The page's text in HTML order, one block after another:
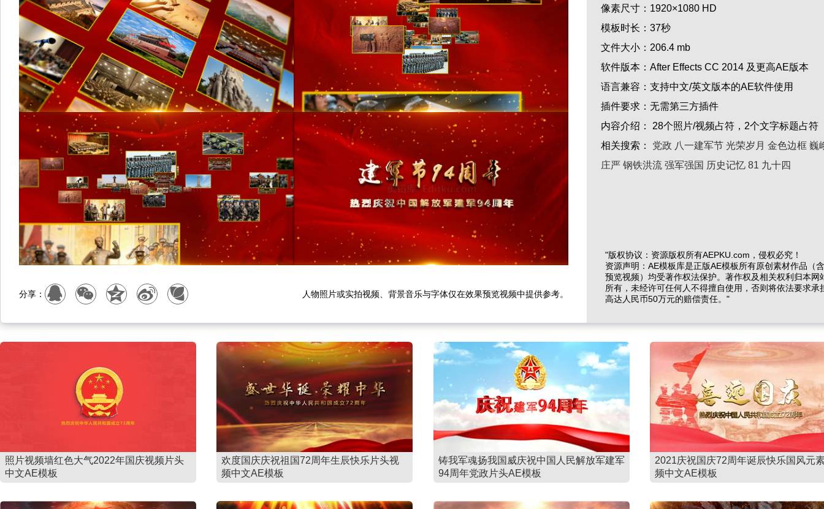
分享： 人物照片或实拍视频、背景音乐与字体仅在效果预览视频中提供参考。
像素尺寸： 1920×1080 HD
模板时长： 37秒
文件大小： 206.4 mb
软件版本： After Effects CC 2014 及更高AE版本
语言兼容： 支持中文/英文版本的AE软件使用
插件要求： 无需第三方插件
内容介绍：
28个照片/视频占符，2个文字标题占符
相关搜索： 党政 八一建军节 光荣岁月 金色边框 巍
庄严 钢铁洪流 强军强国 历史记忆 81 九十四
"版权协议：资源版权所有AEPKU.com，侵权必究！
资源声明：AE模板库是正版AE模板所有原创素材作品（含
预览视频）均受著作权法保护。著作权及相关权利归本网
所有，未经许可任何人不得擅自使用，否则将依法要求承
高达人民币50万元的赔偿责任。"
照片视频墙红色大气2022年国庆视频片头
中文AE模板
欢度国庆庆祝祖国72周年生辰快乐片头视
频中文AE模板
铸我军魂扬我国威庆祝中国人民解放军建军
94周年党政片头AE模板
2021庆祝国庆72周年诞辰快乐国风元
频中文AE模板